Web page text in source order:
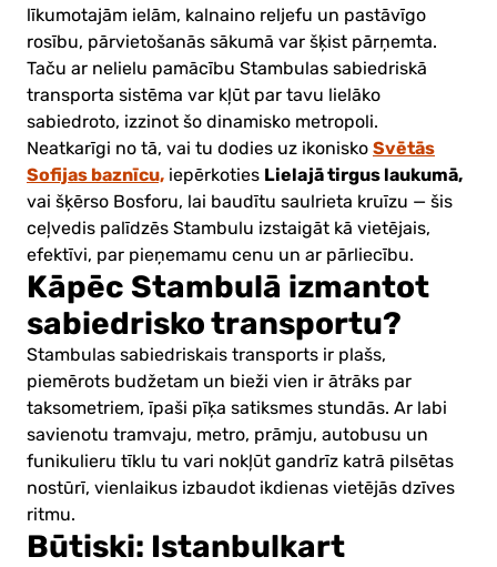
līkumotajām ielām, kalnaino reljefu un pastāvīgo
rosību, pārvietošanās sākumā var šķist pārņemta.
Taču ar nelielu pamācību Stambulas sabiedriskā
transporta sistēma var kļūt par tavu lielāko
sabiedroto, izzinot šo dinamisko metropoli.
Neatkarīgi no tā, vai tu dodies uz ikonisko Svētās
Sofijas baznīcu, iepērkoties Lielajā tirgus laukumā,
vai šķērso Bosforu, lai baudītu saulrieta kruīzu — šis
ceļvedis palīdzēs Stambulu izstaigāt kā vietējais,
efektīvi, par pieņemamu cenu un ar pārliecību.
Kāpēc Stambulā izmantot
sabiedrisko transportu?
Stambulas sabiedriskais transports ir plašs,
piemērots budžetam un bieži vien ir ātrāks par
taksometriem, īpaši pīķa satiksmes stundās. Ar labi
savienotu tramvaju, metro, prāmju, autobusu un
funikulieru tīklu tu vari nokļūt gandrīz katrā pilsētas
nostūrī, vienlaikus izbaudot ikdienas vietējās dzīves
ritmu.
Būtiski: Istanbulkart